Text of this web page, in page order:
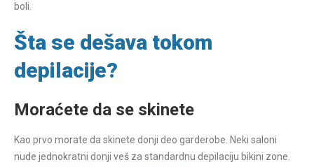
boli.
Šta se dešava tokom
depilacije?
Moraćete da se skinete
Kao prvo morate da skinete donji deo garderobe. Neki saloni
nude jednokratni donji veš za standardnu depilaciju bikini zone.